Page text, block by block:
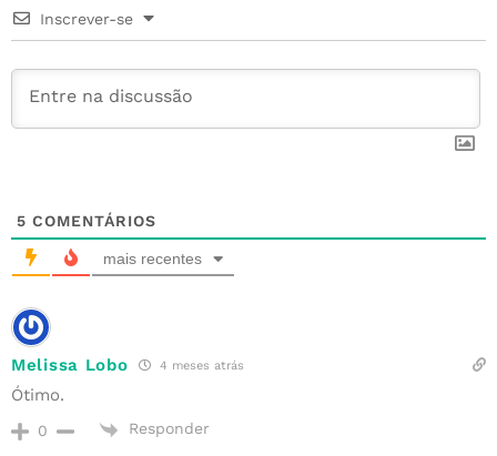
o
k
st
p
Inscrever-se
5 COMENTÁRIOS
mais recentes
Melissa Lobo 4 meses atrás
Ótimo.
0 Responder